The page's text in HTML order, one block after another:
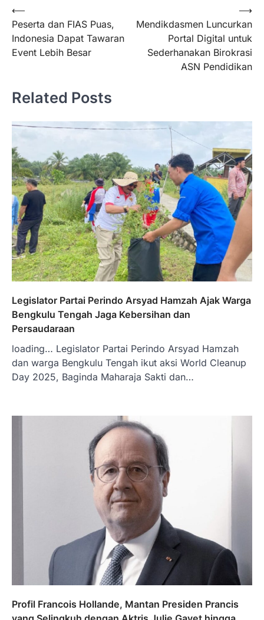
Navigasi
pos
⟵
Peserta dan FIAS Puas,
Indonesia Dapat Tawaran
Event Lebih Besar
Mendikdasmen Luncurkan
Portal Digital untuk
Sederhanakan Birokrasi
ASN Pendidikan
⟶
Related Posts
Legislator Partai Perindo Arsyad Hamzah Ajak Warga
Bengkulu Tengah Jaga Kebersihan dan
Persaudaraan
loading… Legislator Partai Perindo Arsyad Hamzah
dan warga Bengkulu Tengah ikut aksi World Cleanup
Day 2025, Baginda Maharaja Sakti dan…
Profil Francois Hollande, Mantan Presiden Prancis